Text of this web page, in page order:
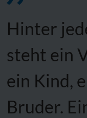
Hinter
steht ein
ein Kind,
Bruder.